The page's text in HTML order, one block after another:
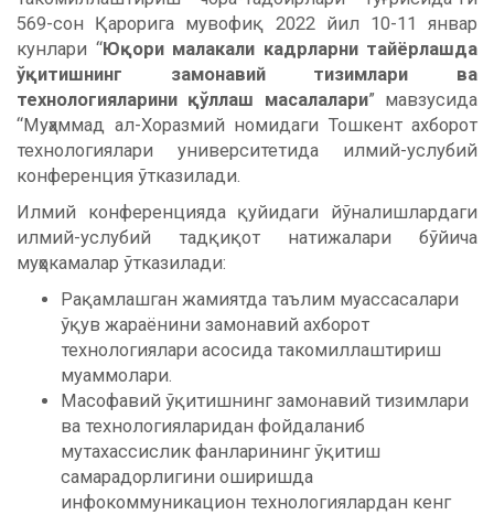
569-сон Қарорига мувофиқ 2022 йил 10-11 январ
кунлари “Юқори малакали кадрларни тайёрлашда
ўқитишнинг замонавий тизимлари ва
технологияларини қўллаш масалалари” мавзусида
“Муҳаммад ал-Хоразмий номидаги Тошкент ахборот
технологиялари университетида илмий-услубий
конференция ўтказилади.
Илмий конференцияда қуйидаги йўналишлардаги
илмий-услубий тадқиқот натижалари бўйича
муҳокамалар ўтказилади:
Рақамлашган жамиятда таълим муассасалари
ўқув жараёнини замонавий ахборот
технологиялари асосида такомиллаштириш
муаммолари.
Масофавий ўқитишнинг замонавий тизимлари
ва технологияларидан фойдаланиб
мутахассислик фанларининг ўқитиш
самарадорлигини оширишда
инфокоммуникацион технологиялардан кенг